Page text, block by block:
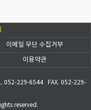
이메일 무단 수집거부
이용약관
052-229-6544
FAX. 052-229-
reserved.